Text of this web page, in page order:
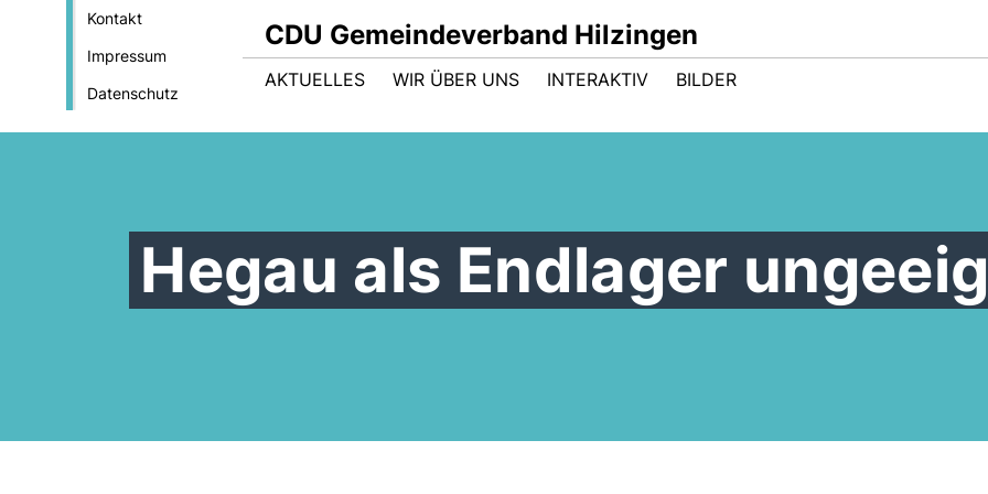
Kontakt
Impressum
Datenschutz
CDU Gemeindeverband Hilzingen
AKTUELLES WIR ÜBER UNS INTERAKTIV BILDER
Hegau als Endlager